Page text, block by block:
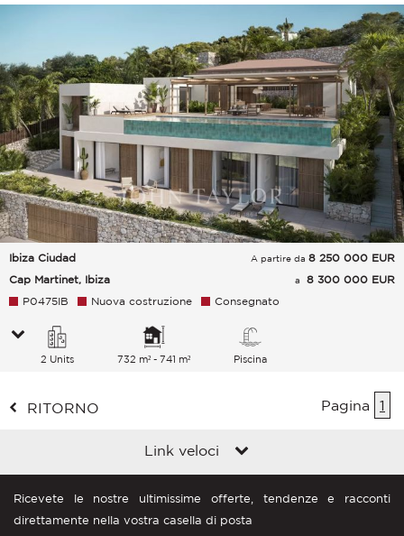
Ibiza Ciudad
Cap Martinet, Ibiza
A partire da 8 250 000 EUR
a
8 300 000 EUR
P0475IB
Nuova costruzione Consegnato
2 Units 732 m² - 741 m² Piscina
RITORNO Pagina 1
Link veloci
Ricevete le nostre ultimissime offerte, tendenze e racconti
direttamente nella vostra casella di posta